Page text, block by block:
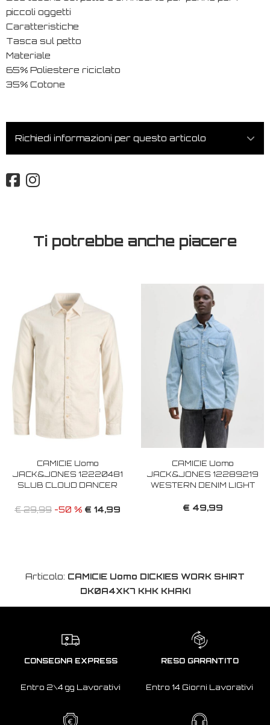
piccoli oggetti
Caratteristiche
Tasca sul petto
Materiale
65% Poliestere riciclato
35% Cotone
Richiedi informazioni per questo articolo
Ti potrebbe anche piacere
CAMICIE Uomo
JACK&JONES 12220481
SLUB CLOUD DANCER
€ 29,99 -50 % € 14,99
CAMICIE Uomo
JACK&JONES 12289219
WESTERN DENIM LIGHT
€ 49,99
Articolo: CAMICIE Uomo DICKIES WORK SHIRT
DK0A4XK7 KHK KHAKI
CONSEGNA EXPRESS
Entro 2\4 gg Lavorativi
RESO GARANTITO
Entro 14 Giorni Lavorativi